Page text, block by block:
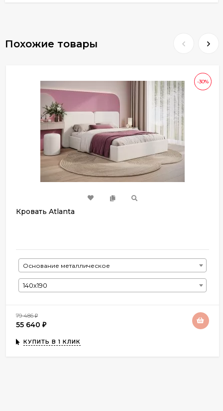
Похожие товары
-30%
Кровать Atlanta
Основание металлическое
140х190
79 486₽
55 640 ₽
КУПИТЬ В 1 КЛИК